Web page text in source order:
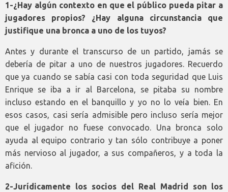
1-¿Hay algún contexto en que el público pueda pitar a
jugadores propios? ¿Hay alguna circunstancia que
justifique una bronca a uno de los tuyos?
Antes y durante el transcurso de un partido, jamás se
debería de pitar a uno de nuestros jugadores. Recuerdo
que ya cuando se sabía casi con toda seguridad que Luis
Enrique se iba a ir al Barcelona, se pitaba su nombre
incluso estando en el banquillo y yo no lo veía bien. En
esos casos, casi sería admisible pero incluso sería mejor
que el jugador no fuese convocado. Una bronca solo
ayuda al equipo contrario y tan sólo contribuye a poner
más nervioso al jugador, a sus compañeros, y a toda la
afición.
2-Jurídicamente los socios del Real Madrid son los